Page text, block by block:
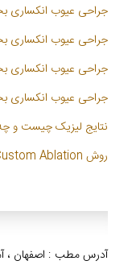
جراحی عیوب
جراحی عیوب انکساری
جراحی عیوب
جراحی عیوب
نتایج لیزیک چیست و
روش Custom Ablation